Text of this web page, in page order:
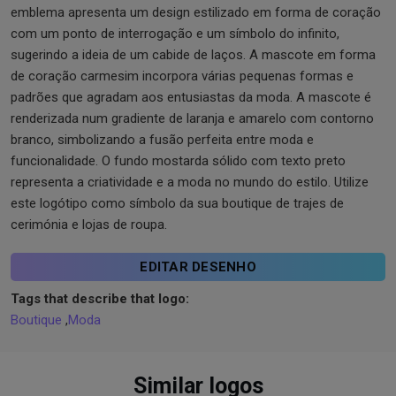
emblema apresenta um design estilizado em forma de coração
com um ponto de interrogação e um símbolo do infinito,
sugerindo a ideia de um cabide de laços. A mascote em forma
de coração carmesim incorpora várias pequenas formas e
padrões que agradam aos entusiastas da moda. A mascote é
renderizada num gradiente de laranja e amarelo com contorno
branco, simbolizando a fusão perfeita entre moda e
funcionalidade. O fundo mostarda sólido com texto preto
representa a criatividade e a moda no mundo do estilo. Utilize
este logótipo como símbolo da sua boutique de trajes de
cerimónia e lojas de roupa.
EDITAR DESENHO
Tags that describe that logo:
Boutique ,Moda
Similar logos